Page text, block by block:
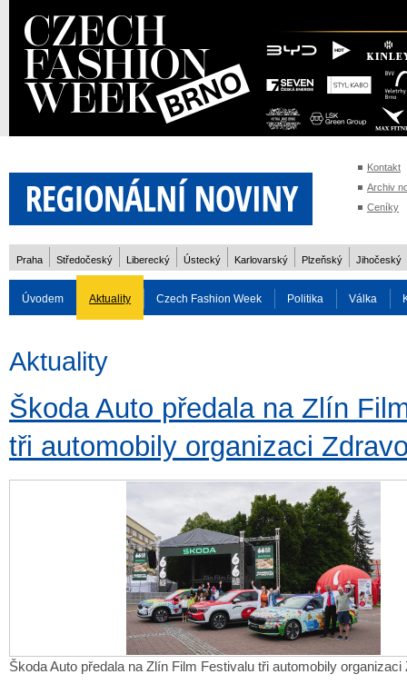
Kontakt
Archiv
Ceníky
Praha Středočeský Liberecký Ústecký Karlovarský Plzeňský Jihočeský
Úvodem Aktuality Czech Fashion Week Politika Válka
Rozhovory
Aktuality
Škoda Auto předala na Zlín
tři automobily organizaci
Škoda Auto předala na Zlín Film Festivalu tři automobily